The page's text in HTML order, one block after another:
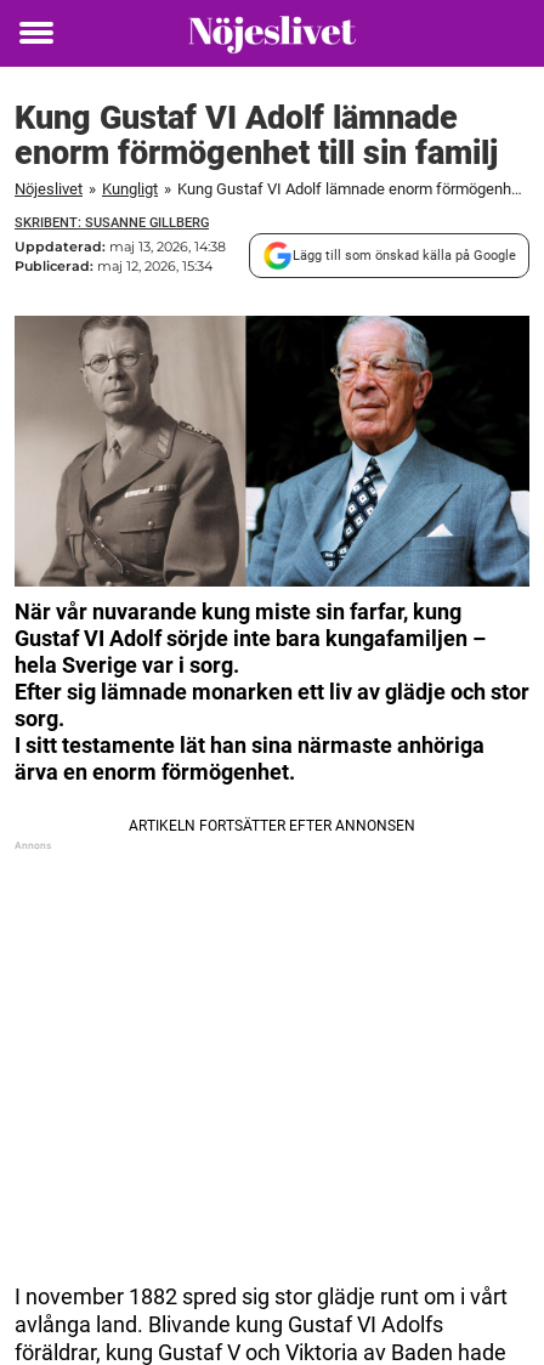
Toggle
Kung Gustaf VI Adolf lämnade
enorm förmögenhet till sin familj
Nöjeslivet » Kungligt » Kung Gustaf VI Adolf lämnade enorm förmögenhet till sin familj
SKRIBENT: SUSANNE GILLBERG
Uppdaterad: maj 13, 2026, 14:38
Publicerad: maj 12, 2026, 15:34
Lägg till som önskad källa på Google
När vår nuvarande kung miste sin farfar, kung
Gustaf VI Adolf sörjde inte bara kungafamiljen –
hela Sverige var i sorg.
Efter sig lämnade monarken ett liv av glädje och stor
sorg.
I sitt testamente lät han sina närmaste anhöriga
ärva en enorm förmögenhet.
I november 1882 spred sig stor glädje runt om i vårt
avlånga land. Blivande kung Gustaf VI Adolfs
föräldrar, kung Gustaf V och Viktoria av Baden hade